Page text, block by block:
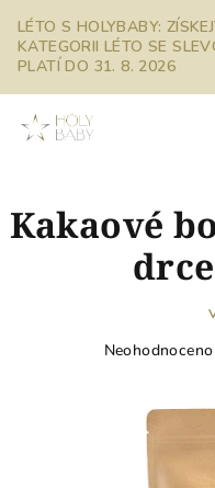
obsah
LÉTO S HOLYBABY:
KATEGORII LÉTO SE
PLATÍ DO 31. 8. 2026
Kakaové
Průměrné
Neohodnoceno